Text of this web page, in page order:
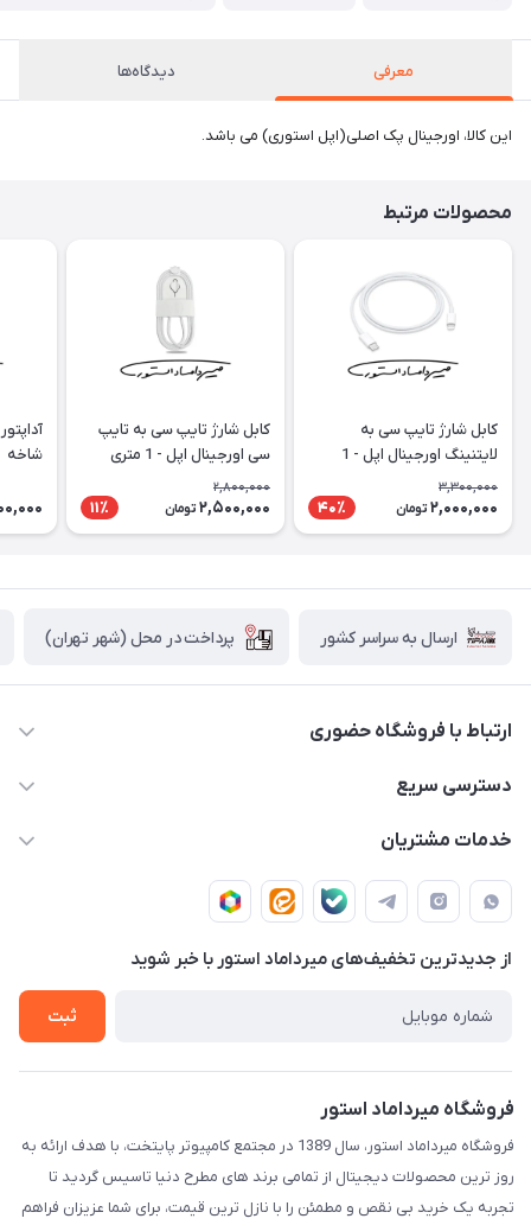
معرفی دیدگاه‌ها
این کالا، اورجینال پک اصلی(اپل استوری) می باشد.
محصولات مرتبط
کابل شارژ تایپ سی به
لایتنینگ اورجینال اپل - 1
متری (تو جعبه ای)
3,300,000
2,000,000 تومان 40٪
کابل شارژ تایپ سی به تایپ
سی اورجینال اپل - 1 متری
(کنفی) - تو جعبه ای
2,800,000
2,500,000 تومان 11٪
شاخه
ارسال به سراسر کشور پرداخت در محل (شهر تهران)
ارتباط با فروشگاه حضوری
02188874370 - 02188874371
پایتخت - طبقه اول - واحد 172
دسترسی سریع
صـفـحـه اصـلـی
دربـاره مـیـردامـاد اسـتـور
خدمات مشتریان
قـوانـیـن و مـقـررات
روش هـای پـرداخـت
تـیـکـت بـه پـشـتـیـبـانـی
از جدید‌ترین تخفیف‌های میرداماد استور با‌ خبر شوید
ثبت
فروشگاه میرداماد استور
فروشگاه میرداماد استور، سال 1389 در مجتمع کامپیوتر پایتخت، با هدف ارائه به
روز ترین محصولات دیجیتال از تمامی برند های مطرح دنیا تاسیس گردید تا
تجربه یک خرید بی نقص و مطمئن را با نازل ترین قیمت، برای شما عزیزان فراهم